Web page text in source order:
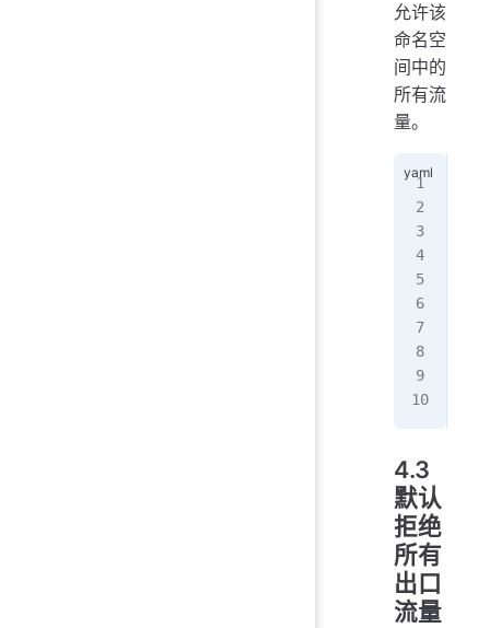
允许该
命名空
间中的
所有流
量。
4.3
默认
拒绝
所有
出口
流量